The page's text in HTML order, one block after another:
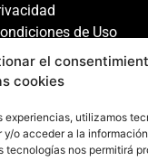
el
cookies
experiencias, utilizamos
o acceder a la
tecnologías nos permitirá
de Uso